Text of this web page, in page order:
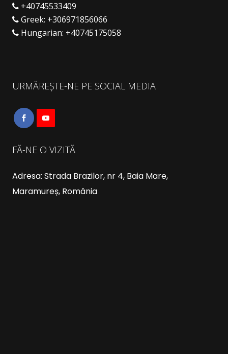
+40745533409
Greek: +306971856066
Hungarian: +40745175058
URMĂREȘTE-NE PE SOCIAL MEDIA
FĂ-NE O VIZITĂ
Adresa: Strada Brazilor, nr 4, Baia Mare,
Maramureș, România